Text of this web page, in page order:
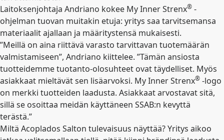
Laitoksenjohtaja Andriano kokee My Inner Strenx® -
ohjelman tuovan muitakin etuja: yritys saa tarvitsemansa
materiaalit ajallaan ja määritystensä mukaisesti.
”Meillä on aina riittävä varasto tarvittavan tuotemäärän
valmistamiseen”, Andriano kiittelee. ”Tämän ansiosta
tuotteidemme tuotanto-olosuhteet ovat täydelliset. Myös
asiakkaat mieltävät sen lisäarvoksi. My Inner Strenx® -logo
on merkki tuotteiden laadusta. Asiakkaat arvostavat sitä,
sillä se osoittaa meidän käyttäneen SSAB:n kevyttä
terästä.”
Miltä Acoplados Salton tulevaisuus näyttää? Yritys aikoo